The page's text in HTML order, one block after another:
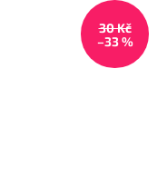
30 Kč
–33 %